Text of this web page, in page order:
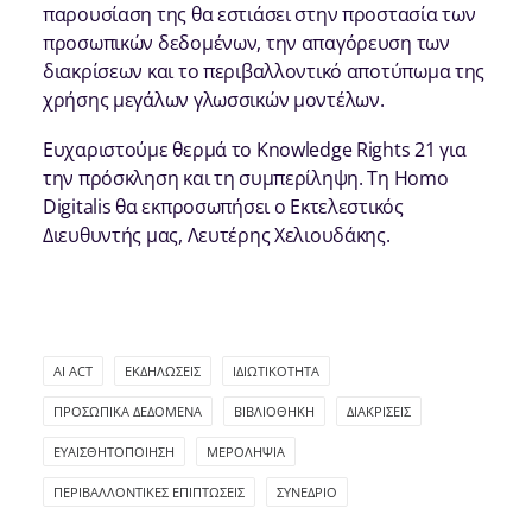
παρουσίαση της θα εστιάσει στην προστασία των
προσωπικών δεδομένων, την απαγόρευση των
διακρίσεων και το περιβαλλοντικό αποτύπωμα της
χρήσης μεγάλων γλωσσικών μοντέλων.
Ευχαριστούμε θερμά το Knowledge Rights 21 για
την πρόσκληση και τη συμπερίληψη. Τη Homo
Digitalis θα εκπροσωπήσει ο Εκτελεστικός
Διευθυντής μας, Λευτέρης Χελιουδάκης.
AI ACT ΕΚΔΗΛΏΣΕΙΣ ΙΔΙΩΤΙΚΌΤΗΤΑ
ΠΡΟΣΩΠΙΚΆ ΔΕΔΟΜΈΝΑ ΒΙΒΛΙΟΘΉΚΗ ΔΙΑΚΡΊΣΕΙΣ
ΕΥΑΙΣΘΗΤΟΠΟΊΗΣΗ ΜΕΡΟΛΗΨΊΑ
ΠΕΡΙΒΑΛΛΟΝΤΙΚΈΣ ΕΠΙΠΤΏΣΕΙΣ ΣΥΝΈΔΡΙΟ